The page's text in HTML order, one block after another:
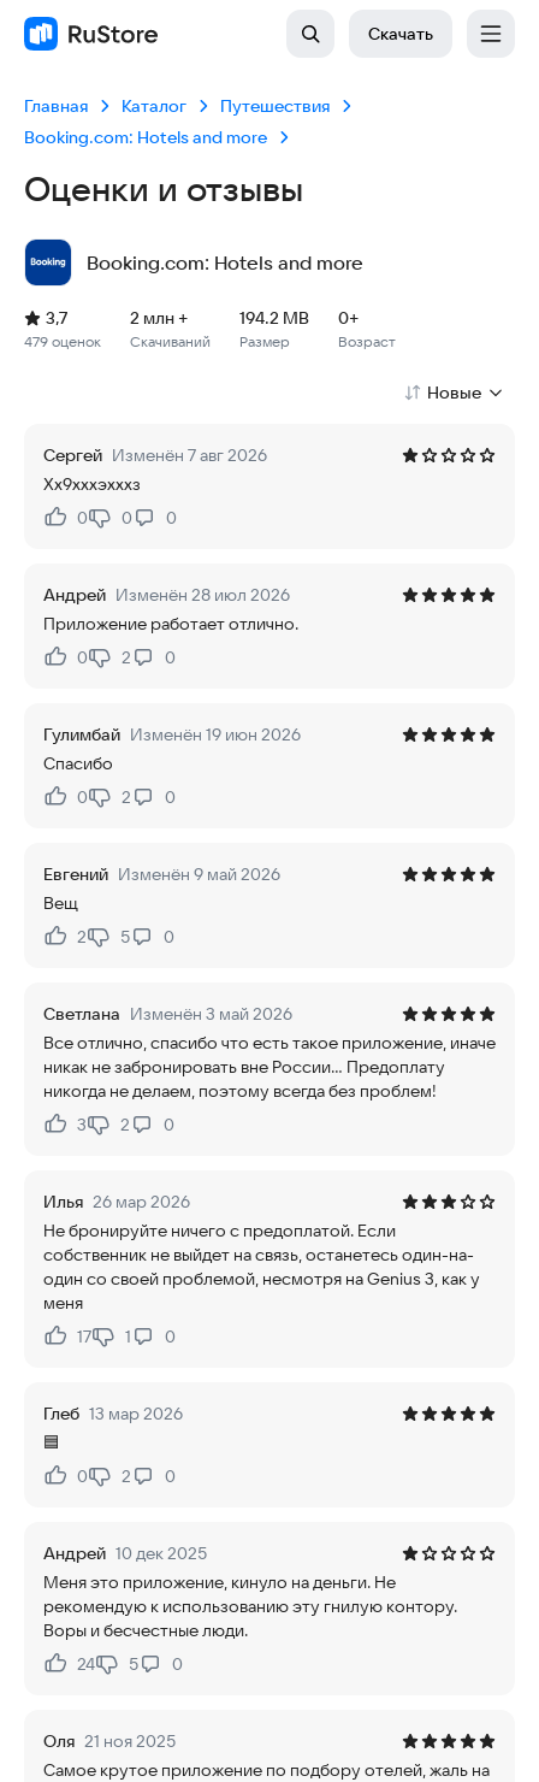
Скачать
Главная Каталог
Путешествия
Booking.com: Hotels and more
Оценки и отзывы
Booking.com: Hotels and more
Рейтинг: 3,7, 479 оценок
Скачиваний: 2 млн +
Размер файла: 194.2 MB
Возрастное ограничение: 194.2 MB
479 оценок
3,7
Скачиваний
2 млн +
Размер
194.2 MB
Возраст
0+
Новые
Сергей Изменён 7 авг 2026
Хх9хххэхххз
Нравится:
0Не нравится:
0 0
Андрей Изменён 28 июл 2026
Приложение работает отлично.
Нравится:
0Не нравится:
2 0
Гулимбай Изменён 19 июн 2026
Спасибо
Нравится:
0Не нравится:
2 0
Евгений Изменён 9 май 2026
Вещ
Нравится:
2Не нравится:
5 0
Светлана Изменён 3 май 2026
Все отлично, спасибо что есть такое приложение, иначе
никак не забронировать вне России... Предоплату
никогда не делаем, поэтому всегда без проблем!
Нравится:
3Не нравится:
2 0
Илья 26 мар 2026
Не бронируйте ничего с предоплатой. Если
собственник не выйдет на связь, останетесь один-на-
один со своей проблемой, несмотря на Genius 3, как у
меня
Нравится:
17Не нравится:
1 0
Глеб 13 мар 2026
🟦
Нравится:
0Не нравится:
2 0
Андрей 10 дек 2025
Меня это приложение, кинуло на деньги. Не
рекомендую к использованию эту гнилую контору.
Воры и бесчестные люди.
Нравится:
24Не нравится:
5 0
Оля 21 ноя 2025
Самое крутое приложение по подбору отелей, жаль на